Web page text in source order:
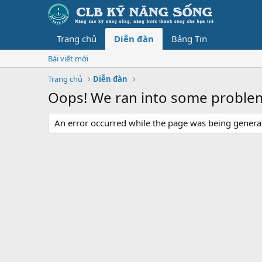
Trang chủ Diễn đàn Bảng Tin
Bài viết mới
Trang chủ
Diễn đàn
Oops! We ran into some
An error occurred while the page was being